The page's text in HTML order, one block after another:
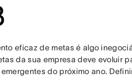
eficaz de metas é algo
da sua empresa deve evoluir
do próximo ano.